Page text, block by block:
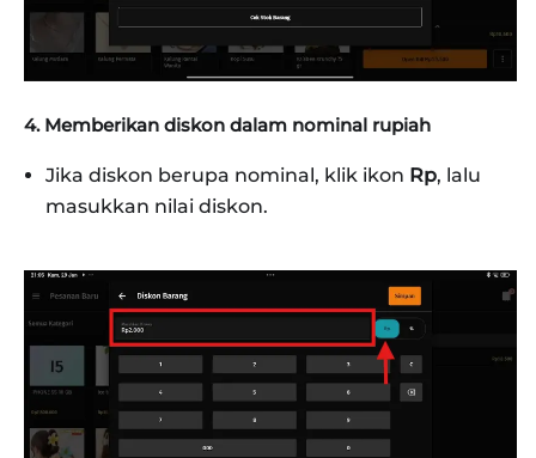
4. Memberikan diskon dalam nominal rupiah
Jika diskon berupa nominal, klik ikon Rp, lalu
masukkan nilai diskon.